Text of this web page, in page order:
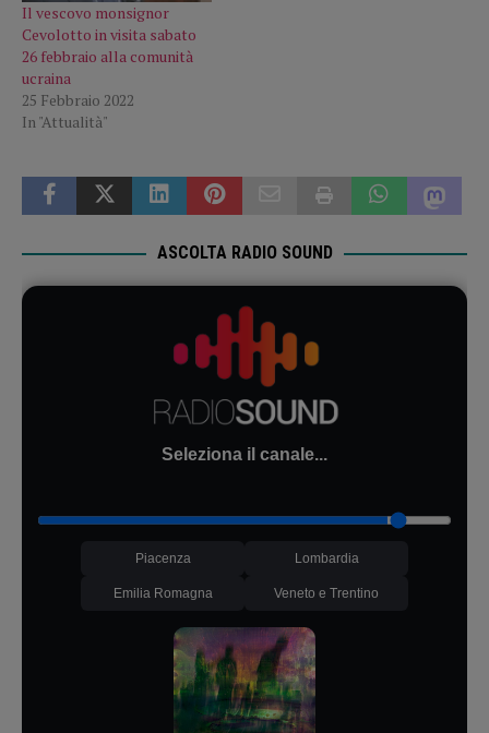
Il vescovo monsignor
Cevolotto in visita sabato
26 febbraio alla comunità
ucraina
25 Febbraio 2022
In "Attualità"
ASCOLTA RADIO SOUND
Seleziona il canale...
Piacenza Lombardia
Emilia Romagna Veneto e Trentino